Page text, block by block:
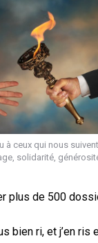
à ceux qui nous
solidarité,
plus de 500
bien ri, et j’en ris